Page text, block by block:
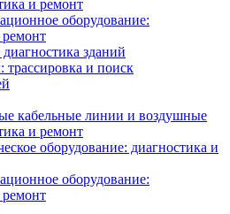
и ремонт
оборудование:
ремонт
зданий
трассировка и поиск
кабельные линии и воздушные
и ремонт
оборудование: диагностика и
оборудование:
ремонт